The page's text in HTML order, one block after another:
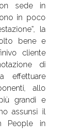
sede in
in poco
la
bene e
cliente
di
effettuare
allo
grandi e
assunsi il
People in